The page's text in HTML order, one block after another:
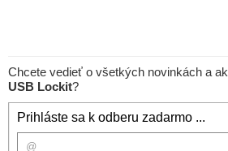
Chcete vedieť o všetkých novinkách a
USB Lockit?
Prihláste sa k odberu zadarmo ...